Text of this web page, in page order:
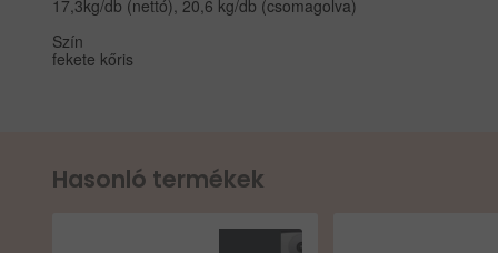
17,3kg/db (nettó), 20,6 kg/db (csomagolva)
Szín
fekete kőris
Hasonló termékek